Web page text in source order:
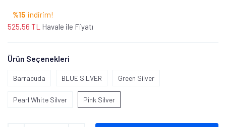
%15 indirim!
525,56 TL
Havale ile Fiyatı
Ürün Seçenekleri
Barracuda BLUE SILVER Green Silver
Pearl White Silver Pink Silver